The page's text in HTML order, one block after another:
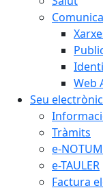
Web
Seu
Tràmits
e-NOTUM
e-TAULER
Factura